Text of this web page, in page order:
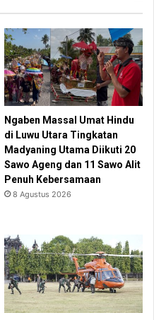
Ngaben Massal Umat Hindu
di Luwu Utara Tingkatan
Madyaning Utama Diikuti 20
Sawo Ageng dan 11 Sawo Alit
Penuh Kebersamaan
8 Agustus 2026